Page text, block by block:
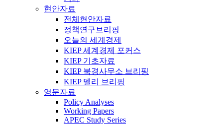
현안자료
전체현안자료
정책연구브리핑
오늘의 세계경제
KIEP 세계경제 포커스
KIEP 기초자료
KIEP 북경사무소 브리핑
KIEP 델리 브리핑
영문자료
Policy Analyses
Working Papers
APEC Study Series